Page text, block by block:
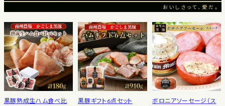
おいしさって、愛だ。
黒豚熟成生ハム食べ比
黒豚ギフト6点セット
ボロニアソーセージ（ス